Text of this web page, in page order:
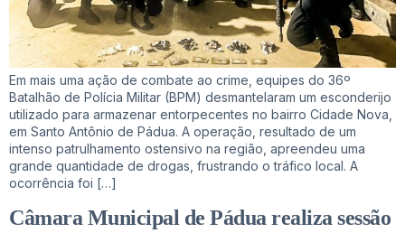
Em mais uma ação de combate ao crime, equipes do 36º
Batalhão de Polícia Militar (BPM) desmantelaram um esconderijo
utilizado para armazenar entorpecentes no bairro Cidade Nova,
em Santo Antônio de Pádua. A operação, resultado de um
intenso patrulhamento ostensivo na região, apreendeu uma
grande quantidade de drogas, frustrando o tráfico local. A
ocorrência foi […]
Câmara Municipal de Pádua realiza sessão